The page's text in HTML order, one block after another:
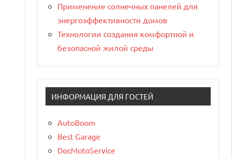
Применение солнечных панелей для
энергоэффективности домов
Технологии создания комфортной и
безопасной жилой среды
ИНФОРМАЦИЯ ДЛЯ ГОСТЕЙ
AutoBoom
Best Garage
DocMotoService